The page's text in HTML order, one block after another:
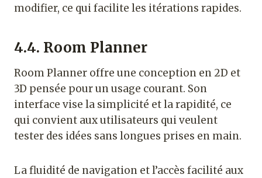
modifier, ce qui facilite les itérations rapides.
4.4. Room Planner
Room Planner offre une conception en 2D et
3D pensée pour un usage courant. Son
interface vise la simplicité et la rapidité, ce
qui convient aux utilisateurs qui veulent
tester des idées sans longues prises en main.
La fluidité de navigation et l’accès facilité aux